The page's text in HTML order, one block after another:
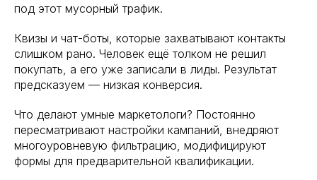
под этот мусорный трафик.
Квизы и чат-боты, которые захватывают контакты
слишком рано. Человек ещё толком не решил
покупать, а его уже записали в лиды. Результат
предсказуем — низкая конверсия.
Что делают умные маркетологи? Постоянно
пересматривают настройки кампаний, внедряют
многоуровневую фильтрацию, модифицируют
формы для предварительной квалификации.